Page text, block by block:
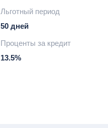
Льготный период
50 дней
Проценты за кредит
13.5%